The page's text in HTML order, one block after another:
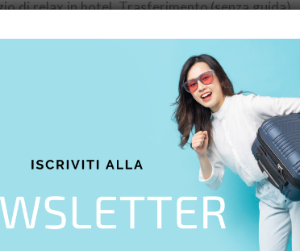
di relax in hotel. Trasferimento (senza guida)
– WADI BANI KHALID – WAHIBA
ambasciate e dei ministeri di Muscat. Visita
i segreti dei mitici profumi. Continuazione
situato in una valle stretta e molto verde.
con un paesaggio magnifico di montagne e
montagne per il deserto di
Wahiba Sands , una
di 100 metri. Questo è l’habitat naturale dei